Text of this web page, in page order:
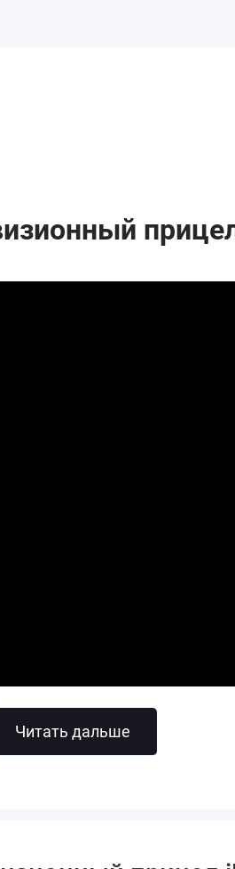
Читать дальше